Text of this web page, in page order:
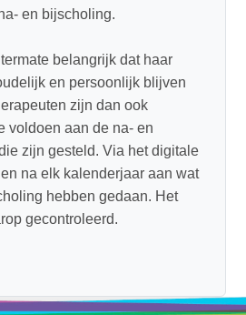
en bijscholing.
belangrijk dat haar
en persoonlijk blijven
zijn dan ook
voldoen aan de na- en
zijn gesteld. Via het digitale
na elk kalenderjaar aan wat
hebben gedaan. Het
gecontroleerd.